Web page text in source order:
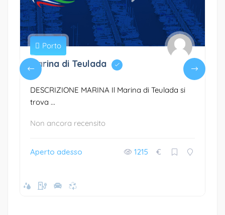
Porto
Marina di Teulada
DESCRIZIONE MARINA Il Marina di Teulada si
trova ...
Non ancora recensito
Aperto adesso 1215 €